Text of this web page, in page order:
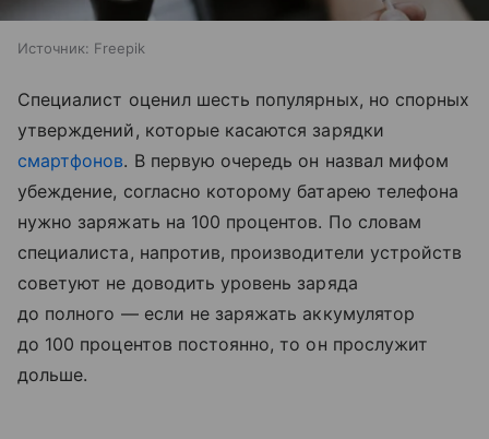
Источник: Freepik
Специалист оценил шесть популярных, но спорных
утверждений, которые касаются зарядки
смартфонов. В первую очередь он назвал мифом
убеждение, согласно которому батарею телефона
нужно заряжать на 100 процентов. По словам
специалиста, напротив, производители устройств
советуют не доводить уровень заряда
до полного — если не заряжать аккумулятор
до 100 процентов постоянно, то он прослужит
дольше.